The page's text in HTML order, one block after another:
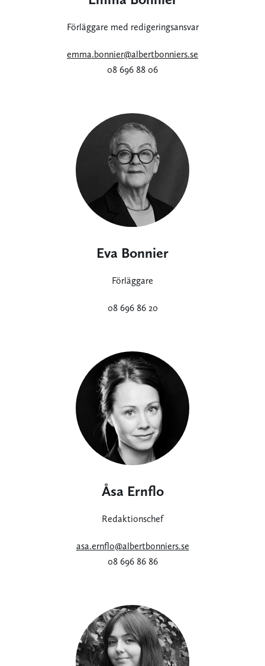
Förläggare med redigeringsansvar
emma.bonnier@albertbonniers.se
08 696 88 06
Eva Bonnier
Förläggare
08 696 86 20
Åsa Ernflo
Redaktionschef
asa.ernflo@albertbonniers.se
08 696 86 86